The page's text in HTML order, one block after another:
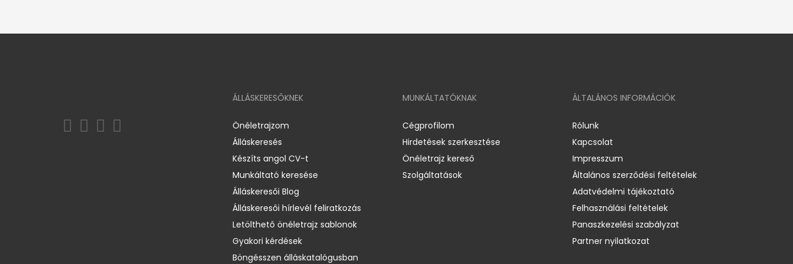
ÁLLÁSKERESŐKNEK
Önéletrajzom
Álláskeresés
Készíts angol CV-t
Munkáltató keresése
Álláskeresői Blog
Álláskeresői hírlevél feliratkozás
Letölthető önéletrajz sablonok
Gyakori kérdések
Böngésszen álláskatalógusban
MUNKÁLTATÓKNAK
Cégprofilom
Hirdetések szerkesztése
Önéletrajz kereső
Szolgáltatások
ÁLTALÁNOS INFORMÁCIÓK
Rólunk
Kapcsolat
Impresszum
Általános szerződési feltételek
Adatvédelmi tájékoztató
Felhasználási feltételek
Panaszkezelési szabályzat
Partner nyilatkozat